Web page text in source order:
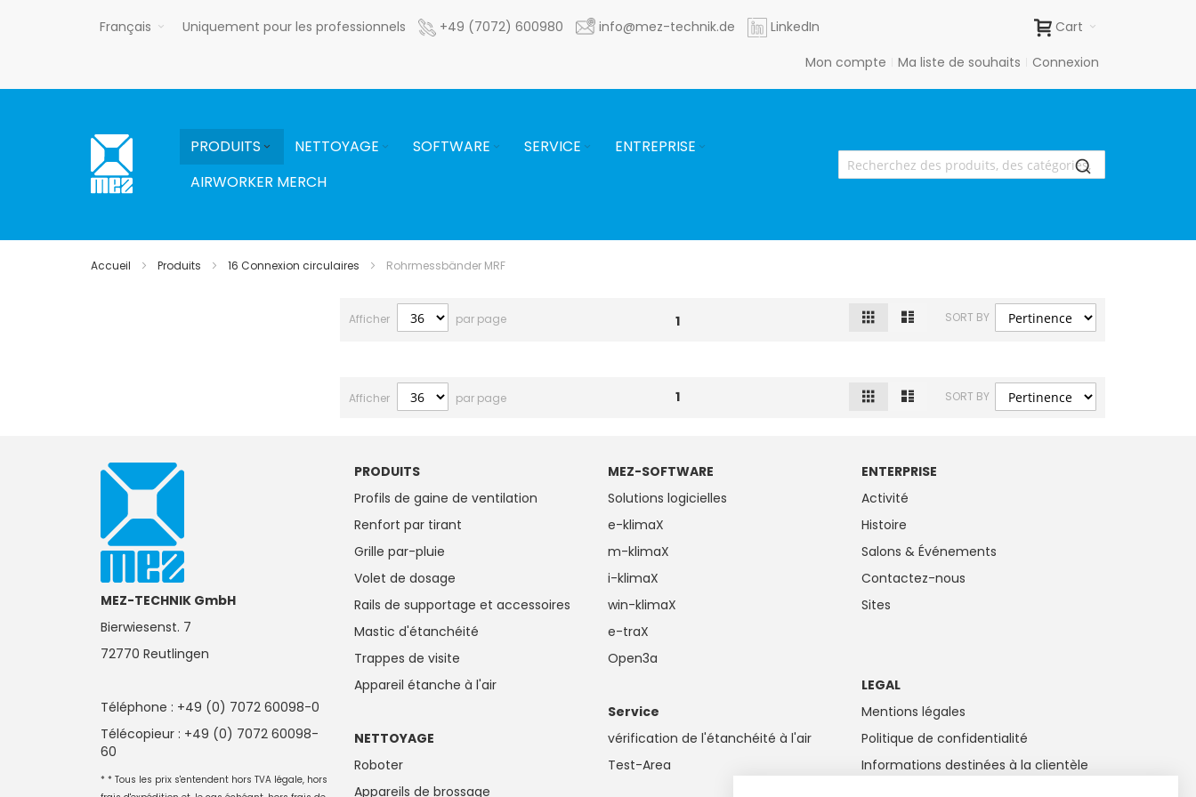
Allez
Français Uniquement pour les professionnels +49 (7072) 600980 info@mez-technik.de LinkedIn
Cart
Mon compte
Ma liste de souhaits Connexion
PRODUITS NETTOYAGE SOFTWARE SERVICE
ENTREPRISE
AIRWORKER MERCH
Accueil Produits 16 Connexion circulaires Rohrmessbänder MRF
Afficher par page SORT BY
1
Afficher
Grille
Afficher par page SORT BY
1
Afficher
Grille
MEZ-TECHNIK GmbH
Bierwiesenst. 7
72770 Reutlingen
Téléphone : +49 (0) 7072 60098-0
Télécopieur : +49 (0) 7072 60098-
60
* * Tous les prix s'entendent hors TVA légale, hors
PRODUITS
Profils de gaine de ventilation
Renfort par tirant
Grille par-pluie
Volet de dosage
Rails de supportage et accessoires
Mastic d'étanchéité
Trappes de visite
Appareil étanche à l'air
NETTOYAGE
Roboter
Appareils de brossage
MEZ-SOFTWARE
Solutions logicielles
e-klimaX
m-klimaX
i-klimaX
win-klimaX
e-traX
Open3a
Service
vérification de l'étanchéité à l'air
Test-Area
ENTERPRISE
Activité
Histoire
Salons & Événements
Contactez-nous
Sites
LEGAL
Mentions légales
Politique de confidentialité
Informations destinées à la clientèle